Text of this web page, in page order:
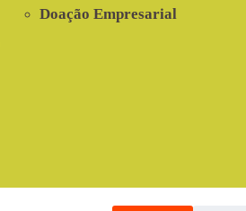
Doação Empresarial